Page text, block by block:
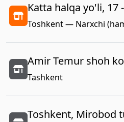
Katta halqa yo'li, 17
Toshkent — Narxchi
Amir Temur shoh
Tashkent
Toshkent, Mirobod